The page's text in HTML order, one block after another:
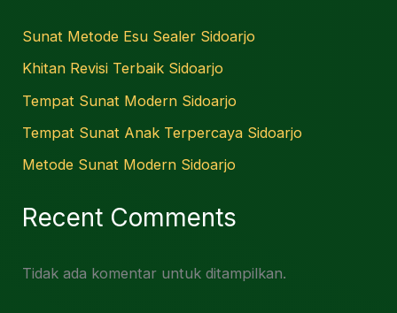
Sunat Metode Esu Sealer Sidoarjo
Khitan Revisi Terbaik Sidoarjo
Tempat Sunat Modern Sidoarjo
Tempat Sunat Anak Terpercaya Sidoarjo
Metode Sunat Modern Sidoarjo
Recent Comments
Tidak ada komentar untuk ditampilkan.